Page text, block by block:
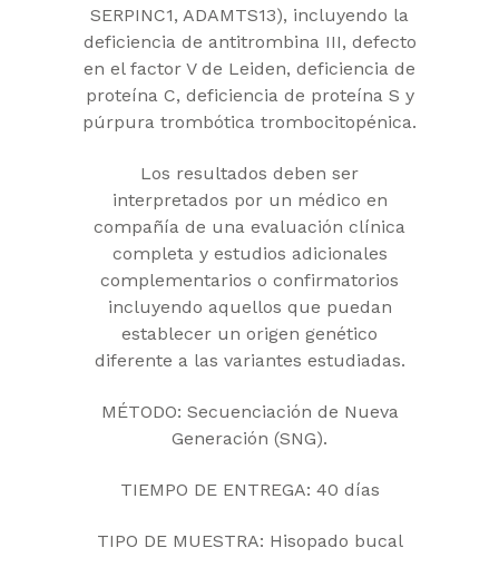
SERPINC1, ADAMTS13), incluyendo la
deficiencia de antitrombina III, defecto
en el factor V de Leiden, deficiencia de
proteína C, deficiencia de proteína S y
púrpura trombótica trombocitopénica.
Los resultados deben ser
interpretados por un médico en
compañía de una evaluación clínica
completa y estudios adicionales
complementarios o confirmatorios
incluyendo aquellos que puedan
establecer un origen genético
diferente a las variantes estudiadas.
MÉTODO: Secuenciación de Nueva
Generación (SNG).
TIEMPO DE ENTREGA: 40 días
TIPO DE MUESTRA: Hisopado bucal